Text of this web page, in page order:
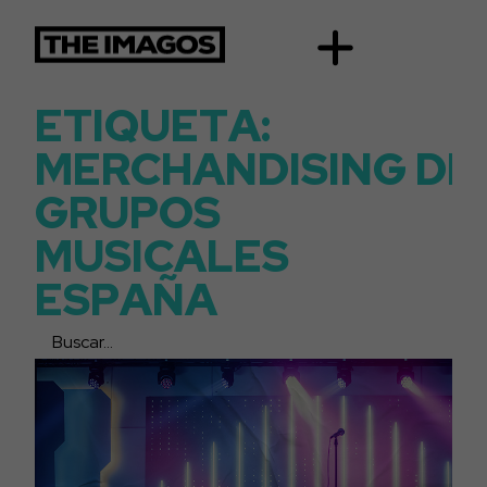
ETIQUETA:
MERCHANDISING DE
GRUPOS
MUSICALES
ESPAÑA